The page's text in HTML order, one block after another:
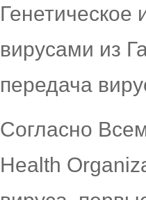
вирусами из
передача
Согласно
Health